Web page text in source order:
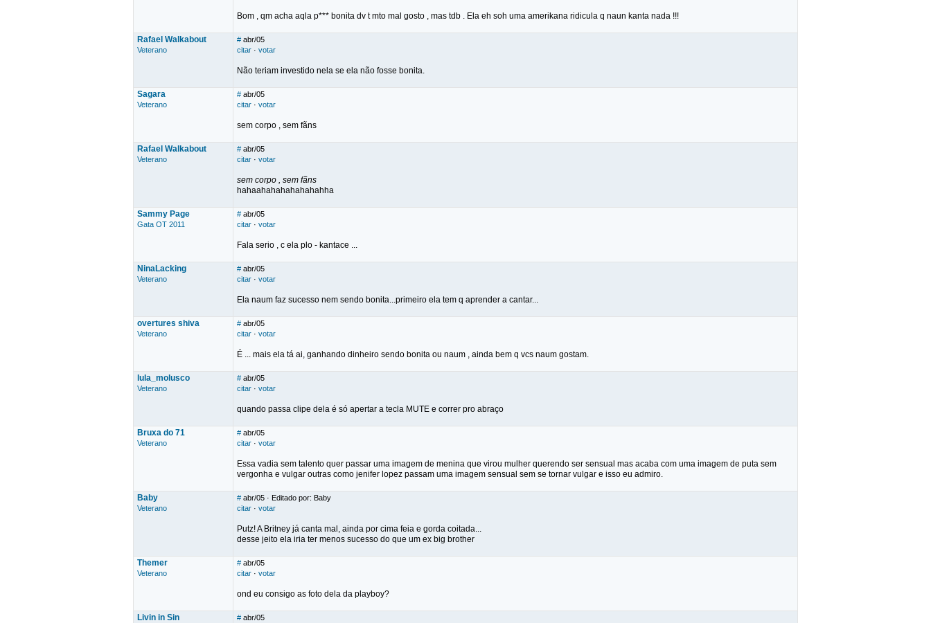
Bom , qm acha aqla p*** bonita dv t mto mal gosto , mas tdb . Ela eh soh uma amerikana ridicula q naun kanta nada !!!
Rafael Walkabout
Veterano
# abr/05
citar · votar
Não teriam investido nela se ela não fosse bonita.
Sagara
Veterano
# abr/05
citar · votar
sem corpo , sem fãns
Rafael Walkabout
Veterano
# abr/05
citar · votar
sem corpo , sem fãns
hahaahahahahahahahha
Sammy Page
Gata OT 2011
# abr/05
citar · votar
Fala serio , c ela plo - kantace ...
NinaLacking
Veterano
# abr/05
citar · votar
Ela naum faz sucesso nem sendo bonita...primeiro ela tem q aprender a cantar...
overtures shiva
Veterano
# abr/05
citar · votar
É ... mais ela tá ai, ganhando dinheiro sendo bonita ou naum , ainda bem q vcs naum gostam.
lula_molusco
Veterano
# abr/05
citar · votar
quando passa clipe dela é só apertar a tecla MUTE e correr pro abraço
Bruxa do 71
Veterano
# abr/05
citar · votar
Essa vadia sem talento quer passar uma imagem de menina que virou mulher querendo ser sensual mas acaba com uma imagem de puta sem
vergonha e vulgar outras como jenifer lopez passam uma imagem sensual sem se tornar vulgar e isso eu admiro.
Baby
Veterano
# abr/05 · Editado por: Baby
citar · votar
Putz! A Britney já canta mal, ainda por cima feia e gorda coitada...
desse jeito ela iria ter menos sucesso do que um ex big brother
Themer
Veterano
# abr/05
citar · votar
ond eu consigo as foto dela da playboy?
Livin in Sin # abr/05